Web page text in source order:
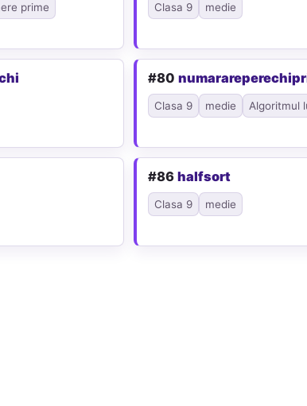
prime Clasa 9 medie
#80
Clasa 9 medie Algoritmul
#86 halfsort
Clasa 9 medie